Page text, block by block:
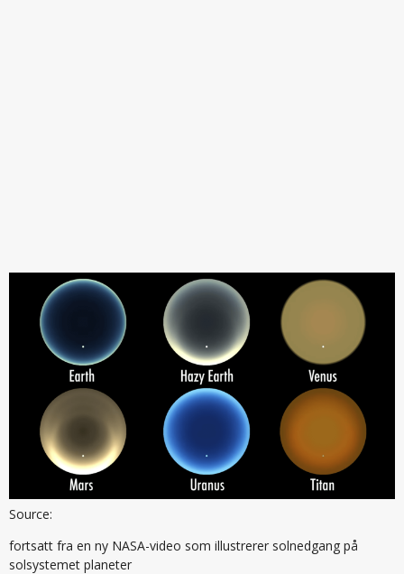
Source:
fortsatt fra en ny NASA-video som illustrerer solnedgang på
solsystemet planeter